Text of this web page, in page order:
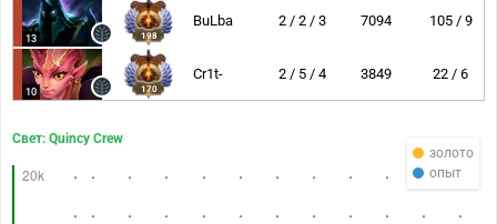
13 198
BuLba 2 / 2 / 3 7094 105 / 9
10 170
Cr1t- 2 / 5 / 4 3849 22 / 6
золото
опыт
Свет: Quincy Crew